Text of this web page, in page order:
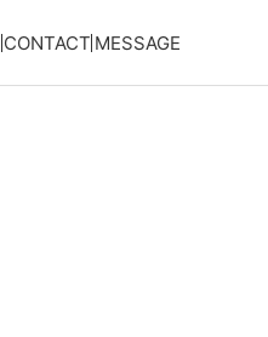
CONTACT MESSAGE